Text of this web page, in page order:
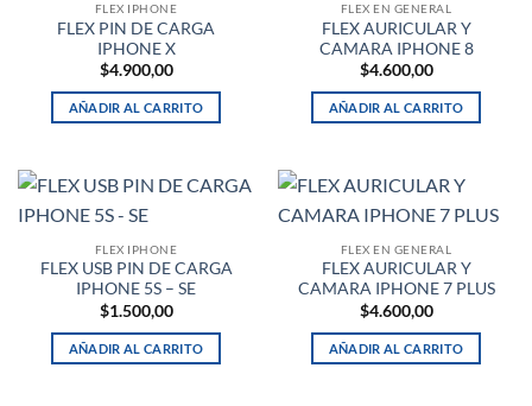
FLEX IPHONE
FLEX PIN DE CARGA
IPHONE X
$4.900,00
AÑADIR AL CARRITO
FLEX EN GENERAL
FLEX AURICULAR Y
CAMARA IPHONE 8
$4.600,00
AÑADIR AL CARRITO
FLEX IPHONE
FLEX USB PIN DE CARGA
IPHONE 5S – SE
$1.500,00
AÑADIR AL CARRITO
FLEX EN GENERAL
FLEX AURICULAR Y
CAMARA IPHONE 7 PLUS
$4.600,00
AÑADIR AL CARRITO